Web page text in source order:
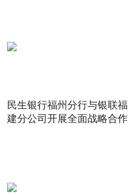
民生银行福州分行与银联福
建分公司开展全面战略合作